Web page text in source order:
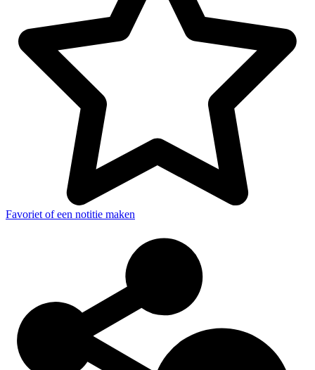
Favoriet of een notitie maken